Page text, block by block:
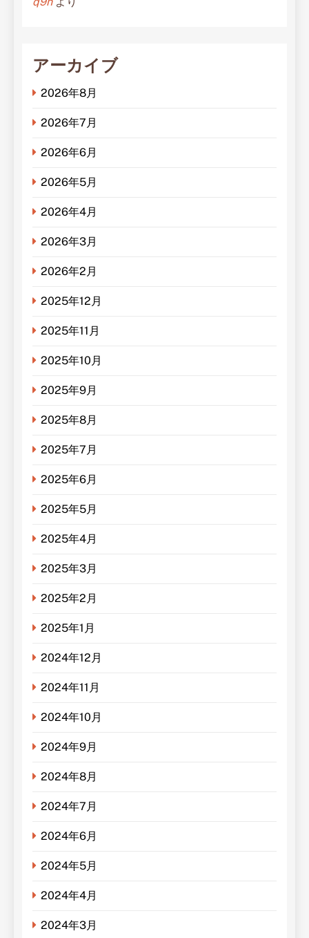
アーカイブ
2026年8月
2026年7月
2026年6月
2026年5月
2026年4月
2026年3月
2026年2月
2025年12月
2025年11月
2025年10月
2025年9月
2025年8月
2025年7月
2025年6月
2025年5月
2025年4月
2025年3月
2025年2月
2025年1月
2024年12月
2024年11月
2024年10月
2024年9月
2024年8月
2024年7月
2024年6月
2024年5月
2024年4月
2024年3月